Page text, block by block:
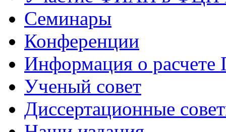
Семинары
Конференции
Информация о
Ученый совет
Диссертационные